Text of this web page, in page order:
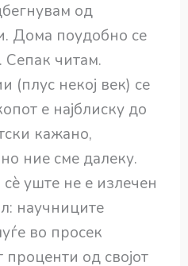
од
Дома поудобно се
читам.
(плус некој век) се
е најблиску до
кажано,
ние сме далеку.
сѐ уште не е излечен
научниците
во просек
проценти од својот